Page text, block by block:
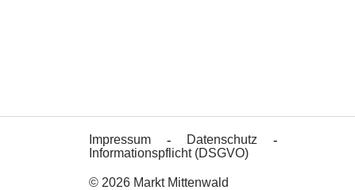
Impressum
Datenschutz
Informationspflicht (DSGVO)
© 2026 Markt Mittenwald